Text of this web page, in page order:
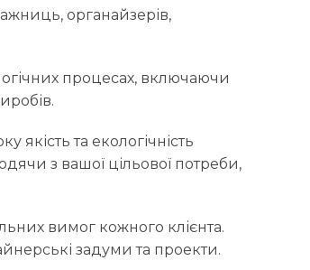
органайзерів,
процесах, включаючи
та екологічність
з вашої цільової потреби,
вимог кожного клієнта.
задуми та проекти.